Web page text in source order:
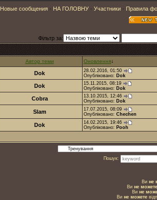
Новые сообщения · НА ГОЛОВНУ · Участники · Правила
Фільтр за:
Автор теми Оновлення↓
Dok
28.02.2016, 01:50
Опубліковано: Dok
Dok
15.11.2015, 08:19
Опубліковано: Dok
Cobra
13.10.2015, 12:46
Опубліковано: Dok
Slam
17.07.2015, 08:09
Опубліковано: Chechen
Dok
14.02.2015, 19:46
Опубліковано: Pooh
Пошук:
Ви не
Ви не можете
Ви не
Ви не можете